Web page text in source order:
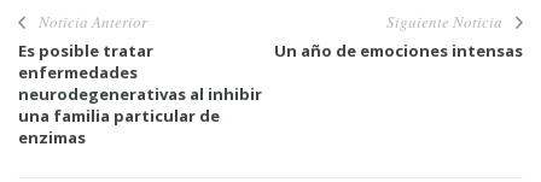
Noticia Anterior
Es posible tratar
enfermedades
neurodegenerativas al inhibir
una familia particular de
enzimas
Siguiente Noticia
Un año de emociones intensas